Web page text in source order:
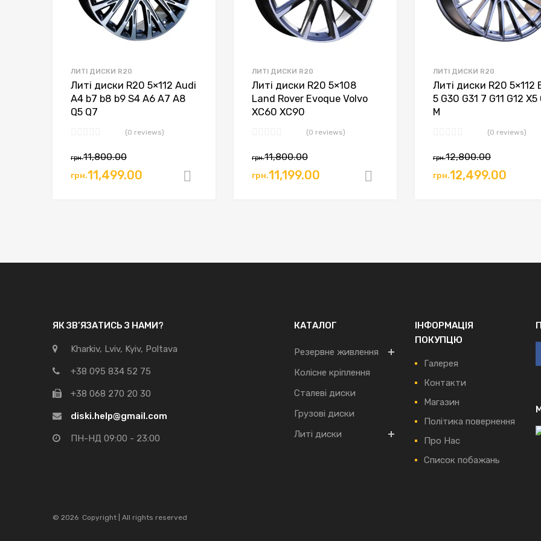
ЛИТІ ДИСКИ R20
Литі диски R20 5×112 Audi
A4 b7 b8 b9 S4 A6 A7 A8
Q5 Q7
(0 reviews)
грн.11,800.00
грн.11,499.00 Додати в кошик
ЛИТІ ДИСКИ R20
Литі диски R20 5×108
Land Rover Evoque Volvo
XC60 XC90
(0 reviews)
грн.11,800.00
грн.11,199.00 Додати в кошик
ЛИТІ ДИСКИ R20
Литі диски R20 5×112
5 G30 G31 7 G11 G12 X5
M
(0 reviews)
грн.12,800.00
грн.12,499.00
ЯК ЗВ’ЯЗАТИСЬ З НАМИ?
Kharkiv, Lviv, Kyiv, Poltava
+38 095 834 52 75
+38 068 270 20 30
diski.help@gmail.com
ПН-НД 09:00 - 23:00
КАТАЛОГ
Резервне живлення
Колісне кріплення
Сталеві диски
Грузові диски
Литі диски
ІНФОРМАЦІЯ
ПОКУПЦЮ
Галерея
Контакти
Магазин
Політика повернення
Про Нас
Список побажань
© 2026 Copyright | All rights reserved